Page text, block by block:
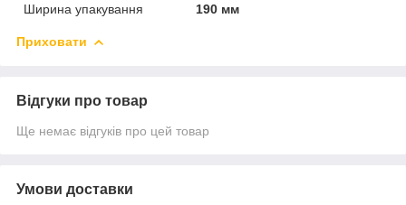
Ширина упакування
190 мм
Приховати
Відгуки про товар
Ще немає відгуків про цей товар
Умови доставки